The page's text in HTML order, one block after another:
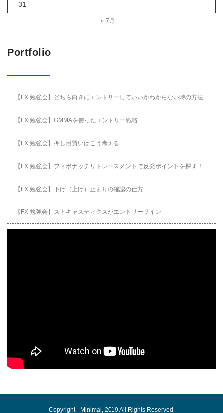
31
« 7月
Portfolio
【FX 勉強会】どちら向きにエントリーしていいかわからない時の方法
【FX 勉強会】GMMAを使ったエントリー戦略
【FX 勉強会】押し目買いはこう考える
【FX 勉強会】フィボナッチリトレースメントで反発ポイントを探す！
【FX 勉強会】下げ（上げ）止まりの確認の仕方
【FX 勉強会】ストキャスティクスがエントリーサイン
Copyright - Minimal , 2019 All Rights Reserved.